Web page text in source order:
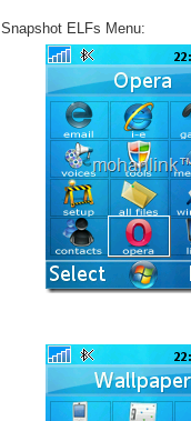
Snapshot ELFs Menu: